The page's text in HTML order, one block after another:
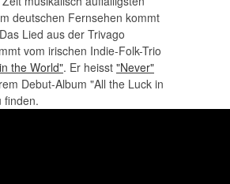
deutschen Fernsehen kommt
Lied aus der Trivago
vom irischen Indie-Folk-Trio
the World". Er heisst "Never"
Debut-Album "All the Luck in
finden.